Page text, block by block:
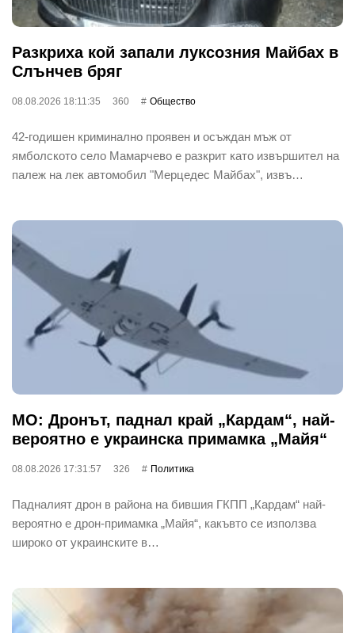
Разкриха кой запали луксозния Майбах в
Слънчев бряг
08.08.2026 18:11:35 360 Общество
42-годишен криминално проявен и осъждан мъж от
ямболското село Мамарчево е разкрит като извършител на
палеж на лек автомобил "Мерцедес Майбах", извъ…
МО: Дронът, паднал край „Кардам“, най-
вероятно е украинска примамка „Майя“
08.08.2026 17:31:57 326 Политика
Падналият дрон в района на бившия ГКПП „Кардам“ най-
вероятно е дрон-примамка „Майя“, какъвто се използва
широко от украинските в…